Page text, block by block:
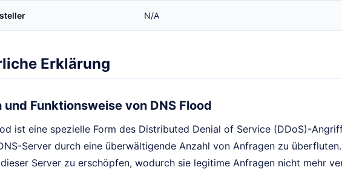
N/A
Erklärung
Funktionsweise von DNS Flood
ist eine spezielle Form des Distributed Denial of Service (DDoS)-
Server durch eine überwältigende Anzahl von Anfragen zu
Server zu erschöpfen, wodurch sie legitime Anfragen nicht mehr